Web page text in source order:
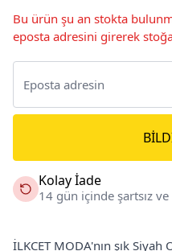
Bu ürün şu an stokta
eposta adresini girerek
Kolay İade
14 gün içinde şartsız
İLKCET MODA'nın şık